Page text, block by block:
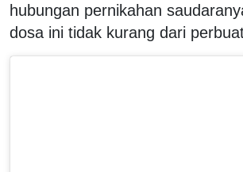
hubungan pernikahan
dosa ini tidak kurang dari